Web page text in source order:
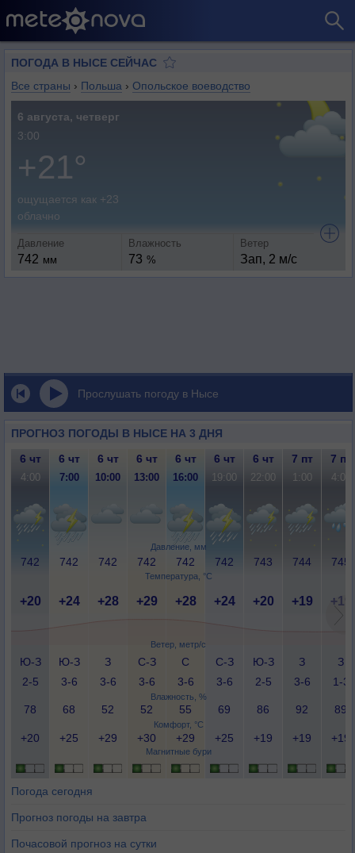
ПОГОДА В НЫСЕ СЕЙЧАС
Все страны › Польша › Опольское воеводство
6 августа, четверг
3:00
+21°
ощущается как +23
облачно
Давление
742 мм
Влажность
73 %
Ветер
Зап, 2 м/с
Прослушать погоду в Нысе
ПРОГНОЗ ПОГОДЫ В НЫСЕ НА 3 ДНЯ
Давление, мм
Температура, °C
Ветер, метр/с
Влажность, %
Комфорт, °C
Магнитные бури
6 чт 6 чт 6 чт 6 чт 6 чт 6 чт 6 чт 7 пт 7 пт
4:00 7:00 10:00 13:00 16:00 19:00 22:00 1:00 4:00
742 742 742 742 742 742 743 744 745
+20 +24 +28 +29 +28 +24 +20 +19 +19
Ю-З
2-5
Ю-З
3-6
З
3-6
С-З
3-6
С
3-6
С-З
3-6
Ю-З
2-5
З
3-6
З
1-3
78 68 52 52 55 69 86 92 89
+20 +25 +29 +30 +29 +25 +19 +19 +19
Погода сегодня
Прогноз погоды на завтра
Почасовой прогноз на сутки